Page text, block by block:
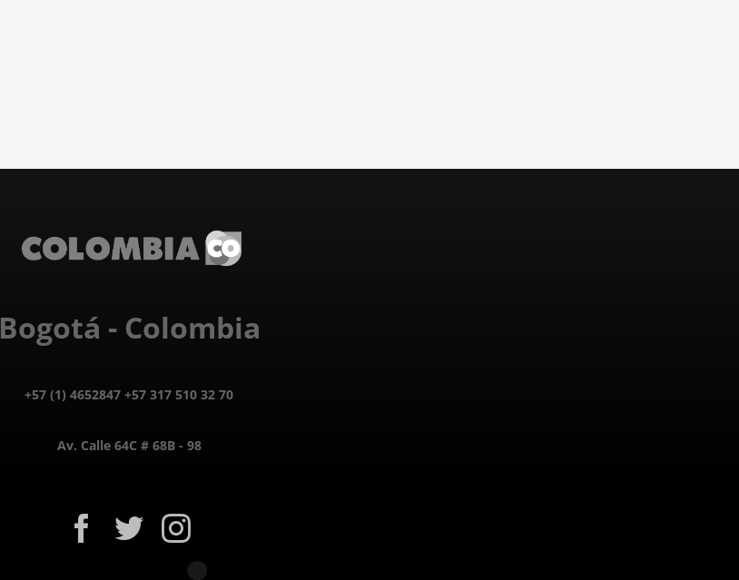
Bogotá - Colombia
+57 (1) 4652847 +57 317 510 32 70
Av. Calle 64C # 68B - 98